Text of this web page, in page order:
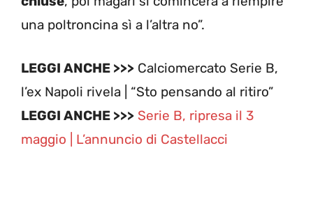
una poltroncina sì a l’altra no”.
LEGGI ANCHE >>> Calciomercato Serie B,
l’ex Napoli rivela | “Sto pensando al ritiro”
LEGGI ANCHE >>> Serie B, ripresa il 3
maggio | L’annuncio di Castellacci